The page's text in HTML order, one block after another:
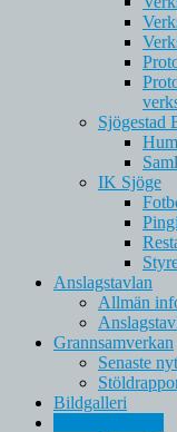
Sjögestad
IK Sjöge
Anslagstavlan
Allmän
Grannsamverkan
Senaste
Bildgalleri